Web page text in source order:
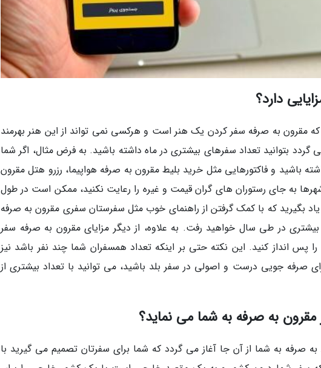
دارد؟
که مقرون به صرفه سفر کردن یک هنر است و هرکسی نمی تواند از این هنر بهرمند
بتوانید تعداد سفرهای بیشتری در ماه داشته باشید. به فرض مثال، اگر شما
باشید و فاکتورهایی مثل خرید بلیط مقرون به صرفه هواپیما، رزرو هتل مقرون
به جای رستوران های گران قیمت و غیره را رعایت نکنید، ممکن است در طول
یاد بگیرید که با کمک گرفتن از راهنمای خوب مثل سفرستان سفری مقرون به صرفه
در طی سال خواهید رفت. به علاوه، از دیگر مزایای مقرون به صرفه سفر
پس انداز کنید. این نکته حتی بر اینکه تعداد همسفران شما چند نفر باشد نیز
صرفه جویی درست و اصولی در سفر بلد باشید، می توانید با تعداد بیشتری از
به صرفه به شما می نماید؟
به شما از آن جا آغاز می گردد که شما برای سفرتان تصمیم می گیرید با